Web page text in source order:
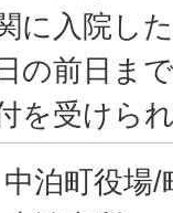
に入院し
の前日ま
を受けら
中泊町役場/